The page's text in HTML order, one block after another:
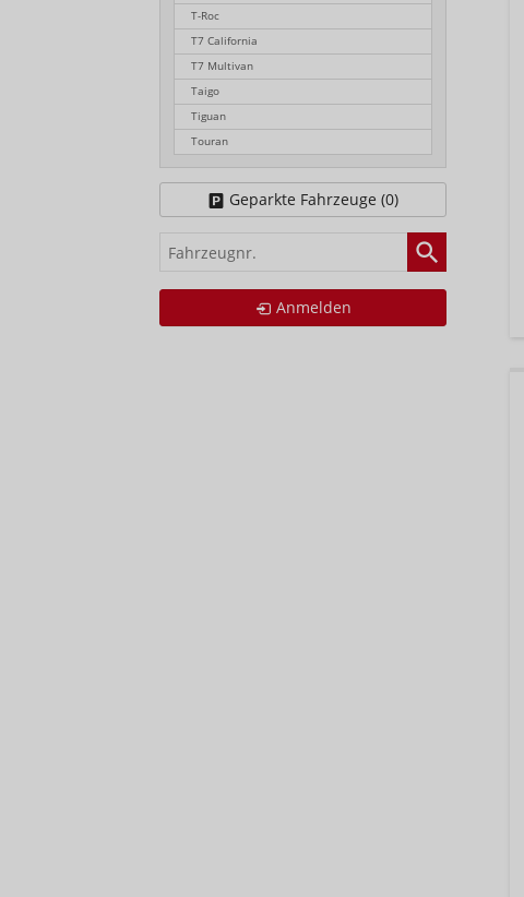
T-Roc
T7 California
T7 Multivan
Taigo
Tiguan
Touran
Geparkte Fahrzeuge (0)
Fahrzeugnr.
Anmelden